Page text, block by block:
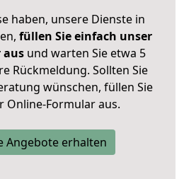
haben, unsere Dienste in
füllen Sie einfach unser
ausund warten Sie etwa 5
Rückmeldung. Sollten Sie
wünschen, füllen Sie
Online-Formular aus.
Angebote erhalten